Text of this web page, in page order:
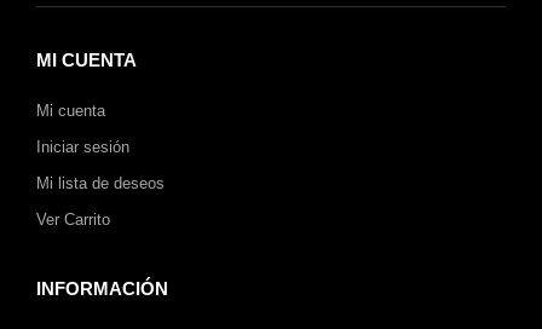
MI CUENTA
Mi cuenta
Iniciar sesión
Mi lista de deseos
Ver Carrito
INFORMACIÓN